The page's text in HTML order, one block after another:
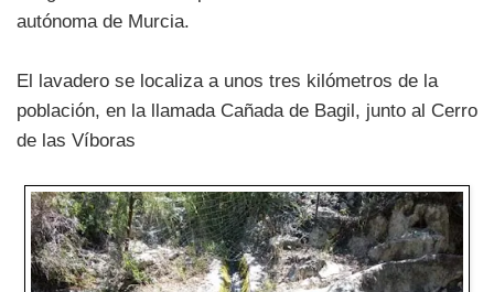
autónoma de Murcia.
El lavadero se localiza a unos tres kilómetros de la
población, en la llamada Cañada de Bagil, junto al Cerro
de las Víboras